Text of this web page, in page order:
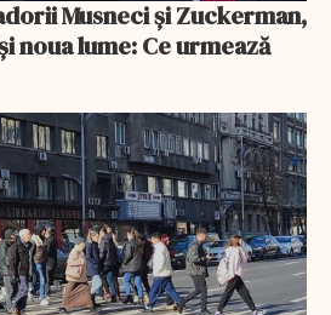
noua lume: Ce urmează